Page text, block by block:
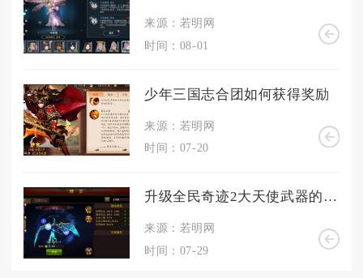
来源：若明网
时间：08-01
少年三国志合团如何获得奖励
来源：若明网
时间：07-20
升级全民奇迹2大天使武器的要求是什么
来源：若明网
时间：07-29